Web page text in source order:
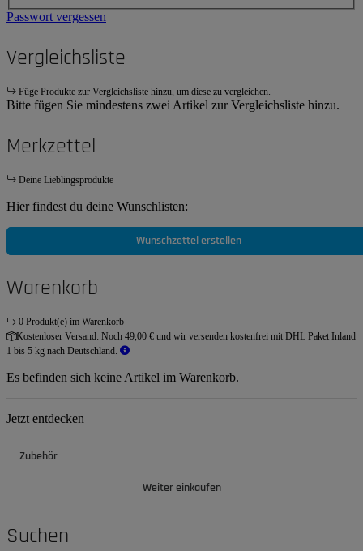
Passwort vergessen
Vergleichsliste
Füge Produkte zur Vergleichsliste hinzu, um diese zu vergleichen.
Bitte fügen Sie mindestens zwei Artikel zur Vergleichsliste hinzu.
Merkzettel
Deine Lieblingsprodukte
Hier findest du deine Wunschlisten:
Wunschzettel erstellen
Warenkorb
0 Produkt(e) im Warenkorb
Kostenloser Versand: Noch 49,00 € und wir versenden kostenfrei mit DHL Paket Inland
1 bis 5 kg nach Deutschland.
Es befinden sich keine Artikel im Warenkorb.
Jetzt entdecken
Zubehör
Weiter einkaufen
Suchen